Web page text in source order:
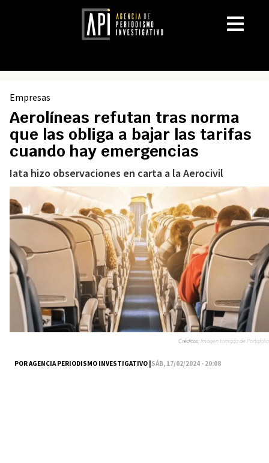
Empresas
Aerolíneas refutan tras norma
que las obliga a bajar las tarifas
cuando hay emergencias
Iata hizo observaciones en carta a la Aerocivil
POR AGENCIA PERIODISMO INVESTIGATIVO |SÁB, 17/02/2024 - 20:08
Créditos:Imagen tomada de Portafolio